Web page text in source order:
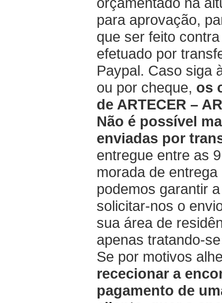
para aprovação,
que ser feito
efetuado por
Paypal. Caso siga
ou por cheque, os
de ARTECER –
Não é possível
enviadas por
entregue entre as
morada de
podemos garantir
solicitar-nos o
sua área de
apenas tratando-
Se por motivos
rececionar a
pagamento de